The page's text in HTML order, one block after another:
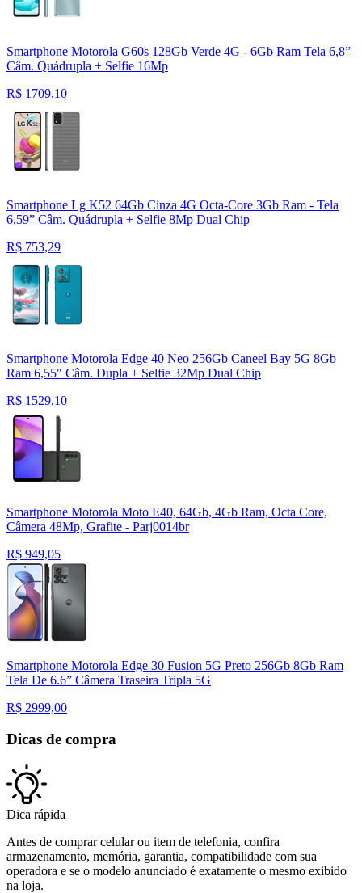
Smartphone Motorola G60s 128Gb Verde 4G - 6Gb Ram Tela 6,8”
Câm. Quádrupla + Selfie 16Mp
R$ 1709,10
Smartphone Lg K52 64Gb Cinza 4G Octa-Core 3Gb Ram - Tela
6,59” Câm. Quádrupla + Selfie 8Mp Dual Chip
R$ 753,29
Smartphone Motorola Edge 40 Neo 256Gb Caneel Bay 5G 8Gb
Ram 6,55" Câm. Dupla + Selfie 32Mp Dual Chip
R$ 1529,10
Smartphone Motorola Moto E40, 64Gb, 4Gb Ram, Octa Core,
Câmera 48Mp, Grafite - Parj0014br
R$ 949,05
Smartphone Motorola Edge 30 Fusion 5G Preto 256Gb 8Gb Ram
Tela De 6.6” Câmera Traseira Tripla 5G
R$ 2999,00
Dicas de compra
Dica rápida
Antes de comprar celular ou item de telefonia, confira
armazenamento, memória, garantia, compatibilidade com sua
operadora e se o modelo anunciado é exatamente o mesmo exibido
na loja.